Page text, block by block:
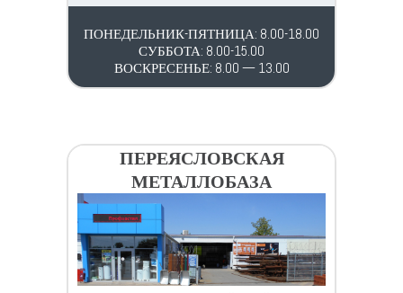
ПОНЕДЕЛЬНИК-ПЯТНИЦА: 8.00-18.00
СУББОТА: 8.00-15.00
ВОСКРЕСЕНЬЕ: 8.00 — 13.00
ПЕРЕЯСЛОВСКАЯ
МЕТАЛЛОБАЗА